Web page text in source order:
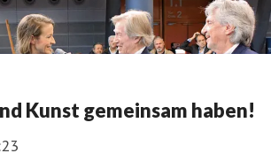
Kunst gemeinsam haben!